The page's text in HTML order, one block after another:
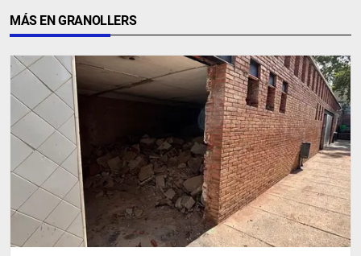
MÁS EN GRANOLLERS